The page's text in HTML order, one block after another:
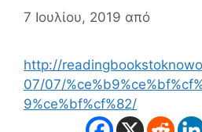
7 Ιουλίου, 2019 από
http://
07/07/
9%ce%bf%cf%82/